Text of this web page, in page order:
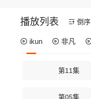
播放列表 倒序
ikun 非凡
第11集
第05集